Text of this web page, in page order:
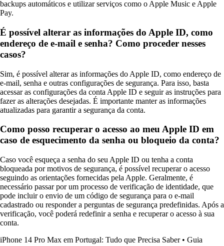
backups automáticos e utilizar serviços como o Apple Music e Apple
Pay.
É possível alterar as informações do Apple ID, como
endereço de e-mail e senha? Como proceder nesses
casos?
Sim, é possível alterar as informações do Apple ID, como endereço de
e-mail, senha e outras configurações de segurança. Para isso, basta
acessar as configurações da conta Apple ID e seguir as instruções para
fazer as alterações desejadas. É importante manter as informações
atualizadas para garantir a segurança da conta.
Como posso recuperar o acesso ao meu Apple ID em
caso de esquecimento da senha ou bloqueio da conta?
Caso você esqueça a senha do seu Apple ID ou tenha a conta
bloqueada por motivos de segurança, é possível recuperar o acesso
seguindo as orientações fornecidas pela Apple. Geralmente, é
necessário passar por um processo de verificação de identidade, que
pode incluir o envio de um código de segurança para o e-mail
cadastrado ou responder a perguntas de segurança predefinidas. Após a
verificação, você poderá redefinir a senha e recuperar o acesso à sua
conta.
iPhone 14 Pro Max em Portugal: Tudo que Precisa Saber• Guia